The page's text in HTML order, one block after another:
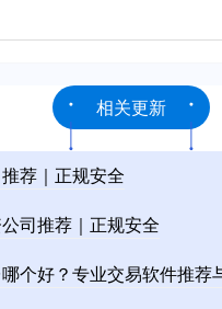
相关更新
荐｜正规安全
司推荐｜正规安全
个好？专业交易软件推荐